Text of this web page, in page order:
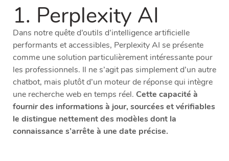
1. Perplexity AI
Dans notre quête d’outils d’intelligence artificielle
performants et accessibles, Perplexity AI se présente
comme une solution particulièrement intéressante pour
les professionnels. Il ne s’agit pas simplement d’un autre
chatbot, mais plutôt d’un moteur de réponse qui intègre
une recherche web en temps réel. Cette capacité à
fournir des informations à jour, sourcées et vérifiables
le distingue nettement des modèles dont la
connaissance s’arrête à une date précise.